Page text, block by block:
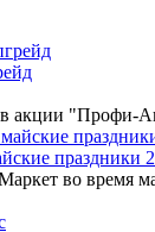
акции "Профи-
праздники
во время